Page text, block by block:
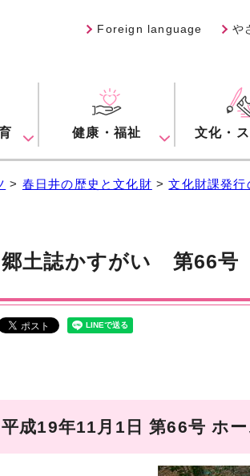
Foreign language や
健康・福祉 文化・
> 春日井の歴史と文化財 >文化財課発行
郷土誌かすがい 第66号
平成19年11月1日 第66号 ホ